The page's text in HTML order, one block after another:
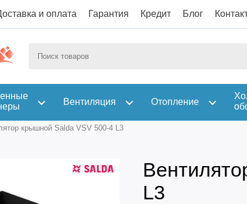
и оплата Гарантия Кредит Блог
Вентиляция Отопление
крышной Salda VSV 500-4 L3
L3